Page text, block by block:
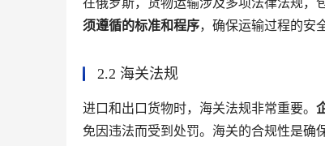
在俄罗斯，货物运输涉及多项法律法规，
须遵循的标准和程序，确保运输过程的安
2.2 海关法规
进口和出口货物时，海关法规非常重要。
免因违法而受到处罚。海关的合规性是确